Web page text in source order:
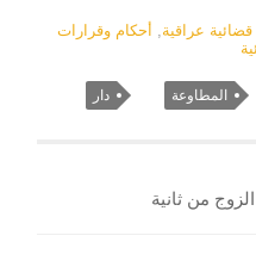
عراقية
أحكام وقرارات
المطاوعة دار
من ثانية